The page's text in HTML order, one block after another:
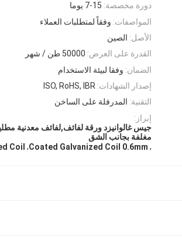
دورة مخصصة: 7-15 يوما
المواصفات: وفقاً لمتطلبات العملاء
الأصل: الصين
القدرة على العرض: 50000 طن / شهر
الضمان: وفقا لبيئة الاستخدام
إصدار الشهادات: ISO, RoHS, IBR
التقنية: المدرفلة على الساخن
إبراز:
مغلفة بجانب الشق
,
Coated Galvanized Coil 0.6mm
,
Coil